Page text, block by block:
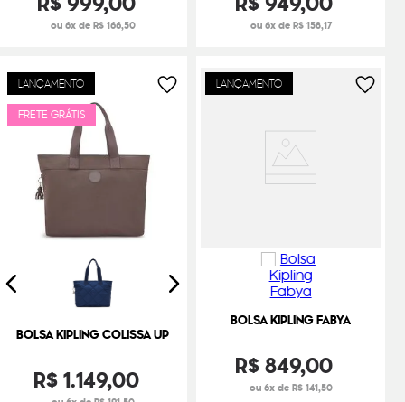
ou 6x de R$ 166,50 ou 6x de R$ 158,17
LANÇAMENTO
FRETE GRÁTIS
BOLSA KIPLING COLISSA UP
R$1.149,00
LANÇAMENTO
BOLSA KIPLING FABYA
R$849,00
ou 6x de R$ 141,50